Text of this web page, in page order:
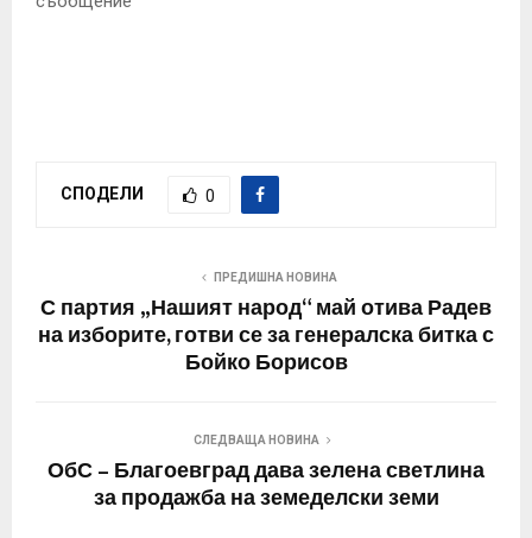
СПОДЕЛИ 0
ПРЕДИШНА НОВИНА
С партия „Нашият народ“ май отива Радев
на изборите, готви се за генералска битка с
Бойко Борисов
СЛЕДВАЩА НОВИНА
ОбС – Благоевград дава зелена светлина
за продажба на земеделски земи